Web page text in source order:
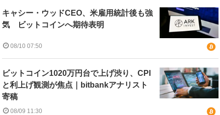
キャシー・ウッドCEO、米雇用統計後も強
気 ビットコインへ期待表明
08/10 07:50
ビットコイン1020万円台で上げ渋り、CPI
と利上げ観測が焦点｜bitbankアナリスト
寄稿
08/09 11:30